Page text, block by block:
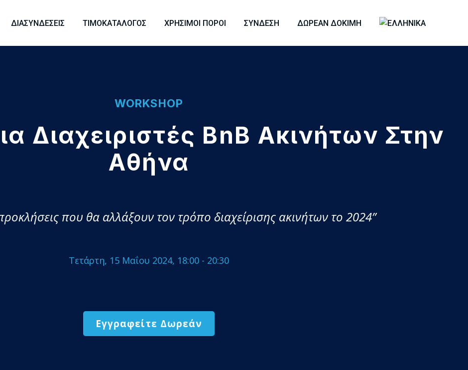
ΔΙΑΣΥΝΔΈΣΕΙΣ ΤΙΜΟΚΑΤΆΛΟΓΟΣ ΧΡΉΣΙΜΟΙ ΠΌΡΟΙ ΣΎΝΔΕΣΗ ΔΩΡΕΆΝ ΔΟΚΙΜΉ
WORKSHOP
Διαχειριστές BnB Ακινήτων Στην
Αθήνα
που θα αλλάξουν τον τρόπο διαχείρισης ακινήτων το 2024”
Τετάρτη, 15 Μαΐου 2024, 18:00 - 20:30
Εγγραφείτε Δωρεάν